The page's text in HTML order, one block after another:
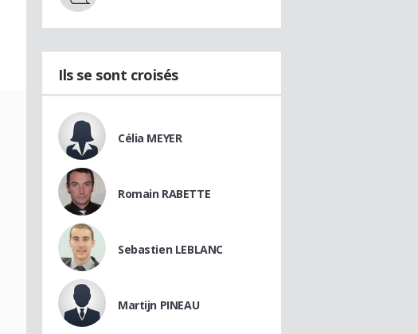
Ils se sont croisés
Célia MEYER
Romain RABETTE
Sebastien LEBLANC
Martijn PINEAU